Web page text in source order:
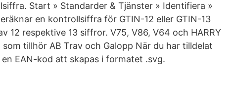
Start » Standarder & Tjänster » Identifiera »
en kontrollsiffra för GTIN-12 eller GTIN-13
12 respektive 13 siffror. V75, V86, V64 och HARRY
tillhör AB Trav och Galopp När du har tilldelat
EAN-kod att skapas i formatet .svg.